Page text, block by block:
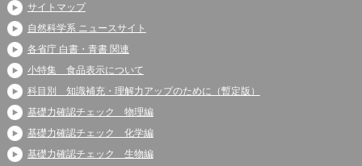
サイトマップ
自然科学系 ニュースサイト
各省庁 白書・青書 関連
小特集 食品表示について
科目別 知識補充・理解力アップのために（暫定版）
基礎力確認チェック 物理編
基礎力確認チェック 化学編
基礎力確認チェック 生物編